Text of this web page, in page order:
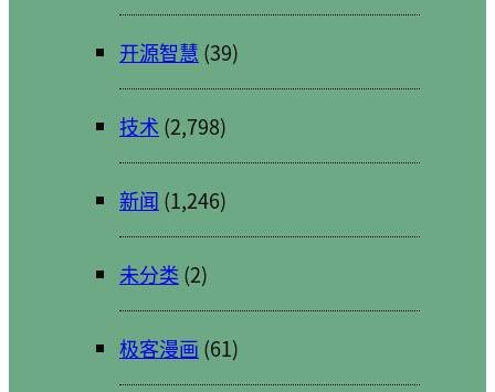
开源智慧 (39)
技术 (2,798)
新闻 (1,246)
未分类 (2)
极客漫画 (61)